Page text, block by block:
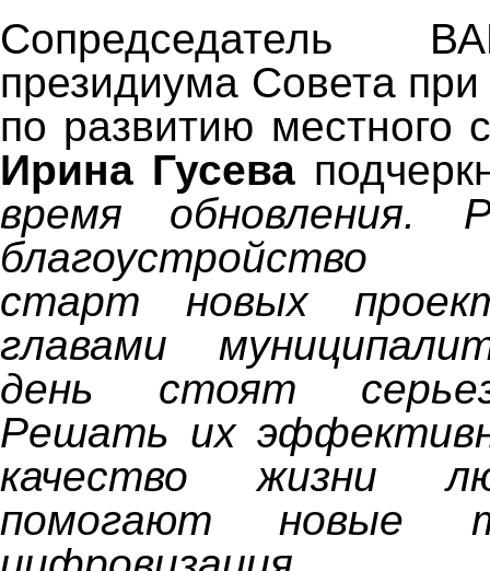
Сопредседатель
президиума Совета
по развитию местного
Ирина Гусева
время обновления.
благоустройство
старт новых
главами
день стоят
Решать их
качество жизни
помогают новые